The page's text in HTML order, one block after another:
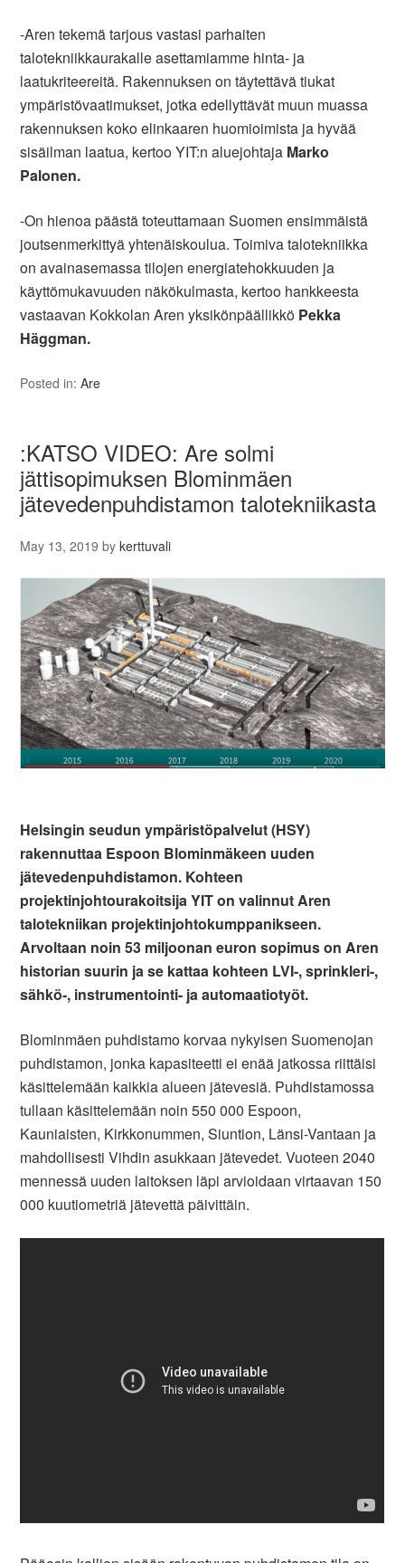
-Aren tekemä tarjous vastasi parhaiten
talotekniikkaurakalle asettamiamme hinta- ja
laatukriteereitä. Rakennuksen on täytettävä tiukat
ympäristövaatimukset, jotka edellyttävät muun muassa
rakennuksen koko elinkaaren huomioimista ja hyvää
sisäilman laatua, kertoo YIT:n aluejohtaja Marko
Palonen.
-On hienoa päästä toteuttamaan Suomen ensimmäistä
joutsenmerkittyä yhtenäiskoulua. Toimiva talotekniikka
on avainasemassa tilojen energiatehokkuuden ja
käyttömukavuuden näkökulmasta, kertoo hankkeesta
vastaavan Kokkolan Aren yksikönpäällikkö Pekka
Häggman.
Posted in:Are
:KATSO VIDEO: Are solmi
jättisopimuksen Blominmäen
jätevedenpuhdistamon talotekniikasta
May 13, 2019 bykerttuvali
Helsingin seudun ympäristöpalvelut (HSY)
rakennuttaa Espoon Blominmäkeen uuden
jätevedenpuhdistamon. Kohteen
projektinjohtourakoitsija YIT on valinnut Aren
talotekniikan projektinjohtokumppanikseen.
Arvoltaan noin 53 miljoonan euron sopimus on Aren
historian suurin ja se kattaa kohteen LVI-, sprinkleri-,
sähkö-, instrumentointi- ja automaatiotyöt.
Blominmäen puhdistamo korvaa nykyisen Suomenojan
puhdistamon, jonka kapasiteetti ei enää jatkossa riittäisi
käsittelemään kaikkia alueen jätevesiä. Puhdistamossa
tullaan käsittelemään noin 550 000 Espoon,
Kauniaisten, Kirkkonummen, Siuntion, Länsi-Vantaan ja
mahdollisesti Vihdin asukkaan jätevedet. Vuoteen 2040
mennessä uuden laitoksen läpi arvioidaan virtaavan 150
000 kuutiometriä jätevettä päivittäin.